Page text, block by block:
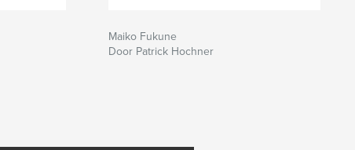
Maiko Fukune
Door Patrick Hochner